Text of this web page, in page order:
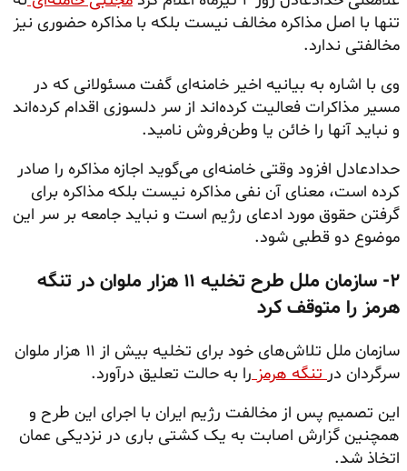
تنها با اصل مذاکره مخالف نیست بلکه با مذاکره حضوری نیز
مخالفتی ندارد.
وی با اشاره به بیانیه اخیر خامنه‌ای گفت مسئولانی که در
مسیر مذاکرات فعالیت کرده‌اند از سر دلسوزی اقدام کرده‌اند
و نباید آنها را خائن یا وطن‌فروش نامید.
حدادعادل افزود وقتی خامنه‌ای می‌گوید اجازه مذاکره را صادر
کرده است، معنای آن نفی مذاکره نیست بلکه مذاکره برای
گرفتن حقوق مورد ادعای رژیم است و نباید جامعه بر سر این
موضوع دو قطبی شود.
۲- سازمان ملل طرح تخلیه ۱۱ هزار ملوان در تنگه
هرمز را متوقف کرد
سازمان ملل تلاش‌های خود برای تخلیه بیش از ۱۱ هزار ملوان
سرگردان درتنگه هرمزرا به حالت تعلیق درآورد.
این تصمیم پس از مخالفت رژیم ایران با اجرای این طرح و
همچنین گزارش اصابت به یک کشتی باری در نزدیکی عمان
اتخاذ شد.